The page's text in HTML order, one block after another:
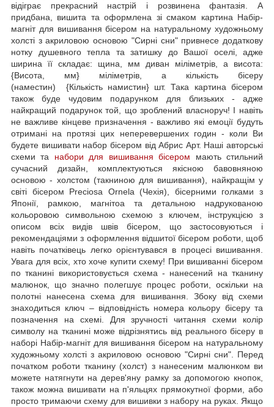
відіграє прекрасний настрій і розвинена фантазія. А
придбана, вишита та оформлена зі смаком картина Набір-
магніт для вишивання бісером на натуральному художньому
холсті з акриловою основою "Сирні сни" привнесе додаткову
нотку душевного тепла та затишку до Вашої оселі, адже
ширина її складає: щина, мм диван міліметрів, а висота:
{Висота, мм} міліметрів, а кількість бісеру
(наместин) {Кількість намистин} шт. Така картина бісером
також буде чудовим подарунком для близьких - адже
найкращий подарунок той, що зроблений власноруч! І навіть
не важливе кінцеве призначення - важливо які емоції будуть
отримані на протязі цих неперевершених годин - коли Ви
будете вишивати набор бісером від Абрис Арт. Наші авторські
схеми та набори для вишивання бісером мають стильний
сучасний дизайн, комплектуються якісною бавовняною
основою - холстом (такниною для вишивання), найкращім у
світі бісером Preciosa Ornela (Чехія), бісерними голками з
Японії, рамкою, магнітоа та детальною надрукованою
кольоровою символьною схемою з ключем, інструкцією з
описом всіх видів швів бісером, що застосовуються і
рекомендаціями з оформлення відшитої бісером роботи, щоб
навіть початківець легко орієнтувався в процесі вишивання.
Увага для всіх, хто хоче купити схему! При вишиванні бісером
по тканині використовується схема - нанесений на тканину
малюнок, що значно полегшує процес роботи, оскільки на
полотні нанесена схема для вишивання. Збоку від схеми
знаходиться ключ – відповідність номера кольору бісеру та
позначення на схемі. Для зручності читання схеми колір
символу на тканині може відрізнятись від реального бісеру в
наборі Набір-магніт для вишивання бісером на натуральному
художньому холсті з акриловою основою "Сирні сни". Перед
початком роботи тканину (холст) з нанесеним малюнком ви
можете натягнути на дерев'яну рамку за допомогою кнопок,
також можна вишивати на п'яльцях прямокутної форми, або
просто тримаючи схему для вишивки з набору на руках. Якщо